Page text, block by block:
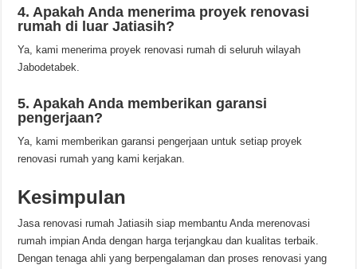
4. Apakah Anda menerima proyek renovasi
rumah di luar Jatiasih?
Ya, kami menerima proyek renovasi rumah di seluruh wilayah
Jabodetabek.
5. Apakah Anda memberikan garansi
pengerjaan?
Ya, kami memberikan garansi pengerjaan untuk setiap proyek
renovasi rumah yang kami kerjakan.
Kesimpulan
Jasa renovasi rumah Jatiasih siap membantu Anda merenovasi
rumah impian Anda dengan harga terjangkau dan kualitas terbaik.
Dengan tenaga ahli yang berpengalaman dan proses renovasi yang